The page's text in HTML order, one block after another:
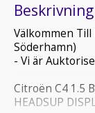
Beskrivning
Välkommen
Söderhamn)
- Vi är
Citroën C4 1.5
HEADSUP